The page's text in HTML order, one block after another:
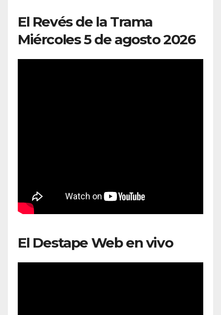
El Revés de la Trama
Miércoles 5 de agosto 2026
El Destape Web en vivo